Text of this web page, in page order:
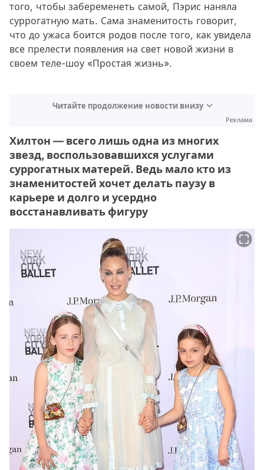
того, чтобы забеременеть самой, Пэрис наняла
суррогатную мать. Сама знаменитость говорит,
что до ужаса боится родов после того, как увидела
все прелести появления на свет новой жизни в
своем теле-шоу «Простая жизнь».
Читайте продолжение новости внизу
Реклама
Хилтон — всего лишь одна из многих
звезд, воспользовавшихся услугами
суррогатных матерей. Ведь мало кто из
знаменитостей хочет делать паузу в
карьере и долго и усердно
восстанавливать фигуру